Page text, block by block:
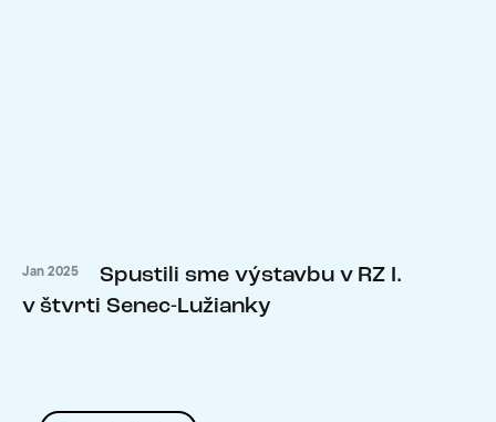
Jan 2025
Spustili sme výstavbu v RZ I.
v štvrti Senec-Lužianky